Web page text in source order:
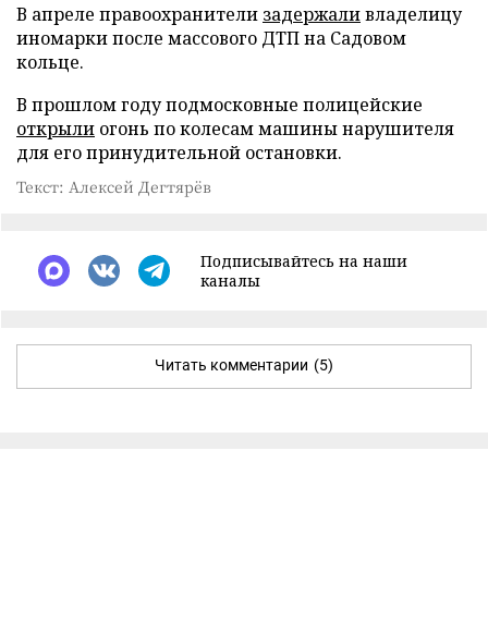
В апреле правоохранители задержаливладелицу
иномарки после массового ДТП на Садовом
кольце.
В прошлом году подмосковные полицейские
открыли огонь по колесам машины нарушителя
для его принудительной остановки.
Текст: Алексей Дегтярёв
Подписывайтесь на наши
каналы
Читать комментарии (5)